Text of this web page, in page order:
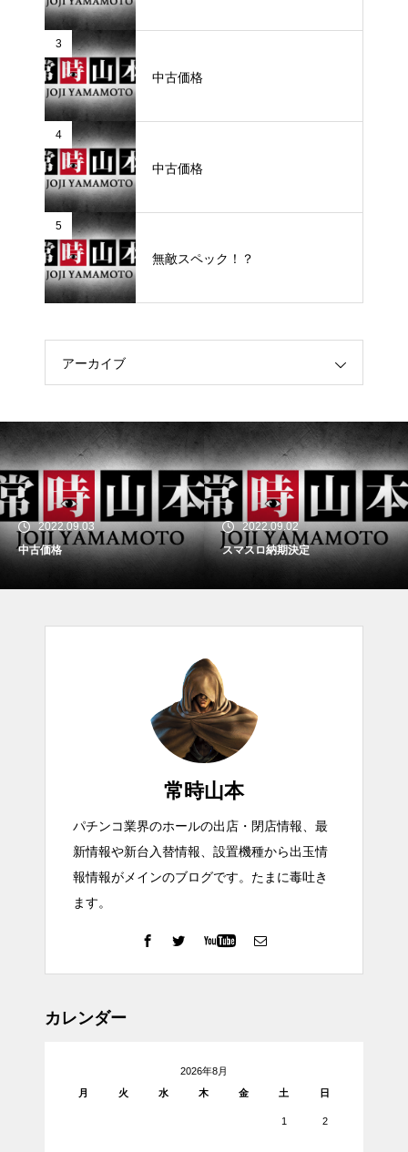
3
中古価格
4
中古価格
5
無敵スペック！？
アーカイブ
2022.09.03
中古価格
2022.09.02
スマスロ納期決定
常時山本
パチンコ業界のホールの出店・閉店情報、最
新情報や新台入替情報、設置機種から出玉情
報情報がメインのブログです。たまに毒吐き
ます。
カレンダー
2026年8月
月
火 水 木 金 土 日
1 2